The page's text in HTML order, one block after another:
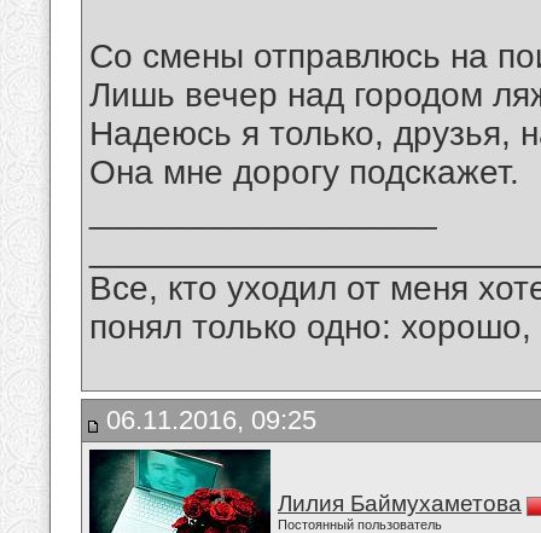
Со смены отправлюсь на
Лишь вечер над городом
Надеюсь я только, друзья,
Она мне дорогу подскажет.
Все, кто уходил от меня
понял только одно:
06.11.2016, 09:25
Лилия Баймухаметова
Постоянный пользователь